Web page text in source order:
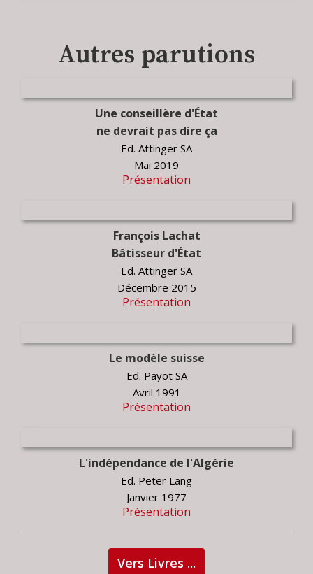
Autres parutions
Une conseillère d'État
ne devrait pas dire ça
Ed. Attinger SA
Mai 2019
Présentation
François Lachat
Bâtisseur d'État
Ed. Attinger SA
Décembre 2015
Présentation
Le modèle suisse
Ed. Payot SA
Avril 1991
Présentation
L'indépendance de l'Algérie
Ed. Peter Lang
Janvier 1977
Présentation
Vers Livres ...